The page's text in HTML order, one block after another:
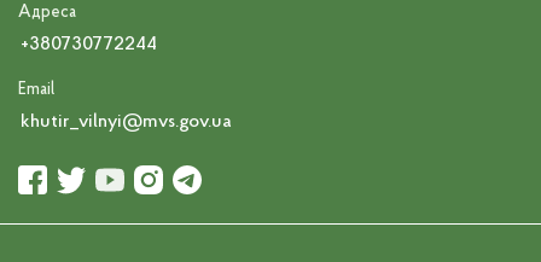
Адреса
+380730772244
Email
khutir_vilnyi@mvs.gov.ua